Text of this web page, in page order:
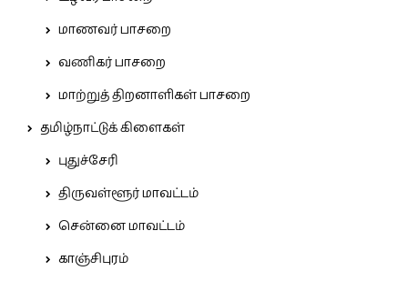
மாணவர் பாசறை
வணிகர் பாசறை
மாற்றுத் திறனாளிகள் பாசறை
தமிழ்நாட்டுக் கிளைகள்
புதுச்சேரி
திருவள்ளூர் மாவட்டம்
சென்னை மாவட்டம்
காஞ்சிபுரம்